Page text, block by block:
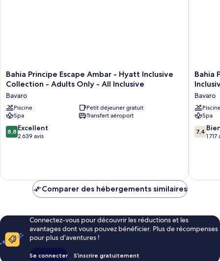
Bahia
Principe
Ambar
-
Hyatt
Inclusive
Collection
All
Bahia Principe Escape Ambar - Hyatt Inclusive
Collection - Adults Only - All Inclusive
Bavaro
Piscine
Petit déjeuner gratuit
Spa
Transfert aéroport
8.8
sur
8,8 Excellent
2 639 avis
Bahia
Principe
Punta
Cana
-
Hyatt
Inclusive
Bavaro
Bahia
Bavaro
Spa
7.4
sur
7,4
1 717
Comparer des hébergements similaires
Connectez-vous pour découvrir les réductions et les
avantages dont vous pouvez bénéficier. Plus de récompenses
pour plus d’aventures !
Se connecter S’inscrire gratuitement